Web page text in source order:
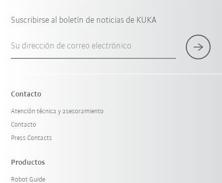
Suscribirse al boletín de noticias de KUKA
Su dirección de correo electrónico
Contacto
Atención técnica y asesoramiento
Contacto
Press Contacts
Productos
Robot Guide